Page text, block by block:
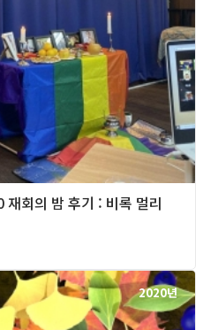
회의 밤 후기 : 비록 멀리
2020년